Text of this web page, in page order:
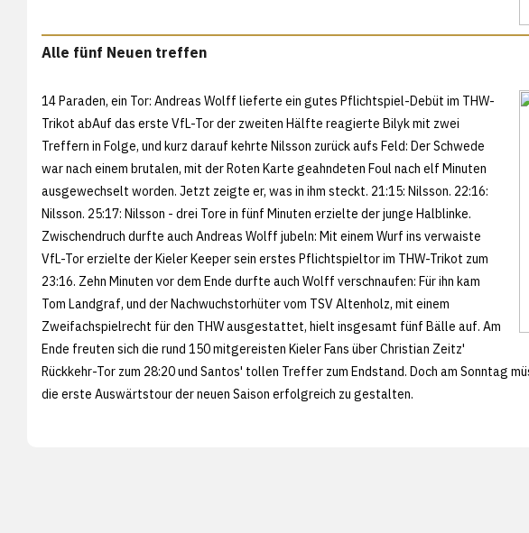
Alle fünf Neuen treffen
14 Paraden, ein Tor: Andreas Wolff lieferte ein gutes Pflichtspiel-Debüt im THW-
Trikot abAuf das erste VfL-Tor der zweiten Hälfte reagierte Bilyk mit zwei
Treffern in Folge, und kurz darauf kehrte Nilsson zurück aufs Feld: Der Schwede
war nach einem brutalen, mit der Roten Karte geahndeten Foul nach elf Minuten
ausgewechselt worden. Jetzt zeigte er, was in ihm steckt. 21:15: Nilsson. 22:16:
Nilsson. 25:17: Nilsson - drei Tore in fünf Minuten erzielte der junge Halblinke.
Zwischendruch durfte auch Andreas Wolff jubeln: Mit einem Wurf ins verwaiste
VfL-Tor erzielte der Kieler Keeper sein erstes Pflichtspieltor im THW-Trikot zum
23:16. Zehn Minuten vor dem Ende durfte auch Wolff verschnaufen: Für ihn kam
Tom Landgraf, und der Nachwuchstorhüter vom TSV Altenholz, mit einem
Zweifachspielrecht für den THW ausgestattet, hielt insgesamt fünf Bälle auf. Am
Ende freuten sich die rund 150 mitgereisten Kieler Fans über Christian Zeitz'
Rückkehr-Tor zum 28:20 und Santos' tollen Treffer zum Endstand. Doch am Sonntag
die erste Auswärtstour der neuen Saison erfolgreich zu gestalten.